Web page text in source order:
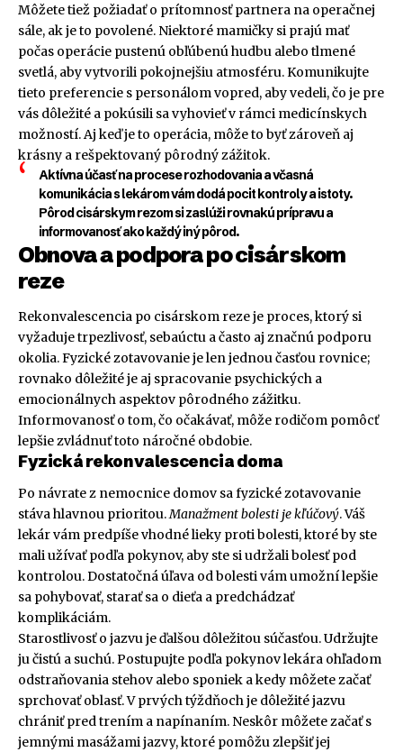
Môžete tiež požiadať o prítomnosť partnera na operačnej
sále, ak je to povolené. Niektoré mamičky si prajú mať
počas operácie pustenú obľúbenú hudbu alebo tlmené
svetlá, aby vytvorili pokojnejšiu atmosféru. Komunikujte
tieto preferencie s personálom vopred, aby vedeli, čo je pre
vás dôležité a pokúsili sa vyhovieť v rámci medicínskych
možností. Aj keď je to operácia, môže to byť zároveň aj
krásny a rešpektovaný pôrodný zážitok.
Aktívna účasť na procese rozhodovania a včasná
komunikácia s lekárom vám dodá pocit kontroly a istoty.
Pôrod cisárskym rezom si zaslúži rovnakú prípravu a
informovanosť ako každý iný pôrod.
Obnova a podpora po cisárskom
reze
Rekonvalescencia po cisárskom reze je proces, ktorý si
vyžaduje trpezlivosť, sebaúctu a často aj značnú podporu
okolia. Fyzické zotavovanie je len jednou časťou rovnice;
rovnako dôležité je aj spracovanie psychických a
emocionálnych aspektov pôrodného zážitku.
Informovanosť o tom, čo očakávať, môže rodičom pomôcť
lepšie zvládnuť toto náročné obdobie.
Fyzická rekonvalescencia doma
Po návrate z nemocnice domov sa fyzické zotavovanie
stáva hlavnou prioritou.Manažment bolesti je kľúčový. Váš
lekár vám predpíše vhodné lieky proti bolesti, ktoré by ste
mali užívať podľa pokynov, aby ste si udržali bolesť pod
kontrolou. Dostatočná úľava od bolesti vám umožní lepšie
sa pohybovať, starať sa o dieťa a predchádzať
komplikáciám.
Starostlivosť o jazvu je ďalšou dôležitou súčasťou. Udržujte
ju čistú a suchú. Postupujte podľa pokynov lekára ohľadom
odstraňovania stehov alebo sponiek a kedy môžete začať
sprchovať oblasť. V prvých týždňoch je dôležité jazvu
chrániť pred trením a napínaním. Neskôr môžete začať s
jemnými masážami jazvy, ktoré pomôžu zlepšiť jej